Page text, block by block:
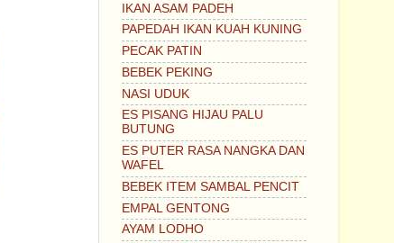
IKAN ASAM PADEH
PAPEDAH IKAN KUAH KUNING
PECAK PATIN
BEBEK PEKING
NASI UDUK
ES PISANG HIJAU PALU
BUTUNG
ES PUTER RASA NANGKA DAN
WAFEL
BEBEK ITEM SAMBAL PENCIT
EMPAL GENTONG
AYAM LODHO